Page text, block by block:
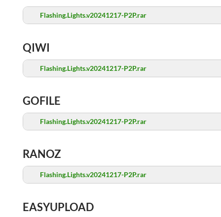
Flashing.Lights.v20241217-P2P.rar
QIWI
Flashing.Lights.v20241217-P2P.rar
GOFILE
Flashing.Lights.v20241217-P2P.rar
RANOZ
Flashing.Lights.v20241217-P2P.rar
EASYUPLOAD